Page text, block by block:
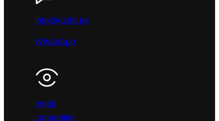
info@dz99.be
WhatsApp
jeugd
competitie